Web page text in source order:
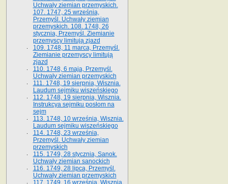
Uchwały ziemian przemyskich.
107. 1747, 25 września,
Przemyśl. Uchwały ziemian
przemyskich. 108. 1748, 26
stycznia, Przemyśl. Ziemianie
przemyscy limitują zjazd
109. 1748, 11 marca, Przemyśl.
Ziemianie przemyscy limitują
zjazd
110. 1748, 6 maja, Przemyśl.
Uchwały ziemian przemyskich
111. 1748, 19 sierpnia, Wisznia.
Laudum sejmiku wiszeńskiego
112. 1748, 19 sierpnia, Wisznia.
Instrukcya sejmiku posłom na
sejm
113. 1748, 10 września, Wisznia.
Laudum sejmiku wiszeńskiego
114. 1748, 23 września,
Przemyśl. Uchwały ziemian
przemyskich
115. 1749, 28 stycznia, Sanok.
Uchwały ziemian sanockich
116. 1749, 28 lipca, Przemyśl.
Uchwały ziemian przemyskich
117. 1749, 16 września, Wisznia.